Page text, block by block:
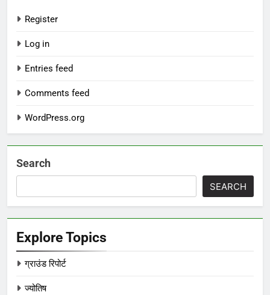
Register
Log in
Entries feed
Comments feed
WordPress.org
Search
SEARCH
Explore Topics
ग्राउंड रिपोर्ट
ज्योतिष